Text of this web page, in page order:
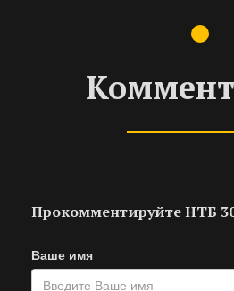
Прокомментируйте НТБ
Ваше имя